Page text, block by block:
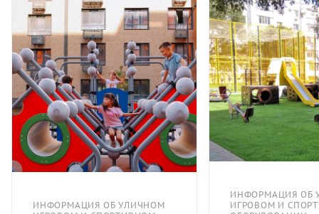
ИНФОРМАЦИЯ ОБ УЛИЧНОМ
ИНФОРМАЦИЯ ОБ
ИГРОВОМ И